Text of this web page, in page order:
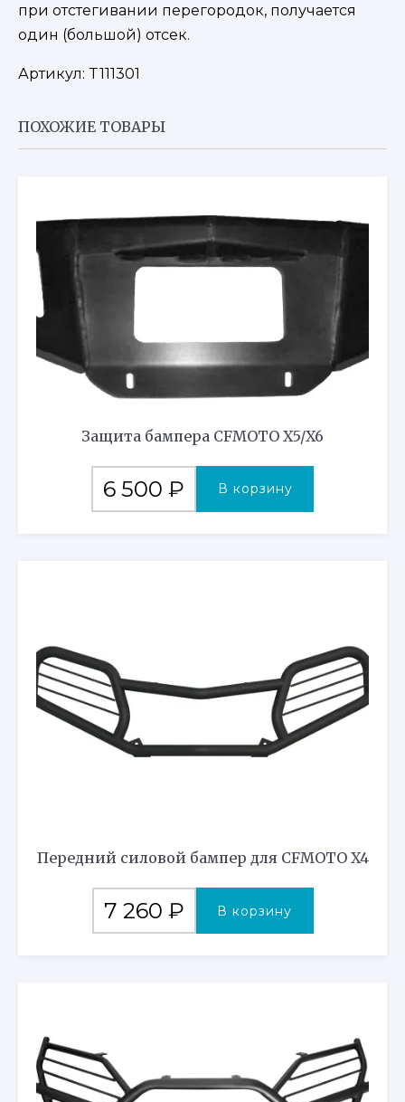
при отстегивании перегородок, получается
один (большой) отсек.
Артикул: T111301
ПОХОЖИЕ ТОВАРЫ
Защита бампера CFMOTO X5/X6
6 500 ₽ В корзину
Передний силовой бампер для CFMOTO X4
7 260 ₽ В корзину